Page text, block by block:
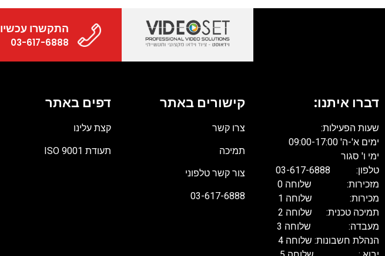
התקשרו עכשיו
03-617-6888
דברו איתנו:
שעות הפעילות:
ימים א'-ה' 09:00-17:00
ימי ו' סגור
טלפון: 03-617-6888
מזכירות: שלוחה 0
מכירות: שלוחה 1
תמיכה טכנית: שלוחה 2
מעבדה: שלוחה 3
הנהלת חשבונות: שלוחה 4
קישורים באתר
צרו קשר
תמיכה
צור קשר טלפוני
03-617-6888
דפים באתר
קצת עלינו
תעודת ISO 9001